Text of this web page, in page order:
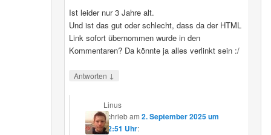
Ist leider nur 3 Jahre alt.
Und ist das gut oder schlecht, dass da der HTML
Link sofort übernommen wurde in den
Kommentaren? Da könnte ja alles verlinkt sein :/
Antworten ↓
Linus
schriebam2. September 2025 um
12:51 Uhr: